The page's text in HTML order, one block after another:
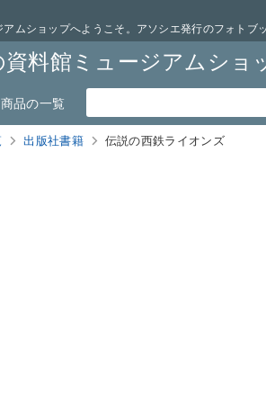
ムショップへようこそ。アソシエ発行のフォトブ
料館ミュージアムショ
品の一覧
出版社書籍 伝説の西鉄ライオンズ